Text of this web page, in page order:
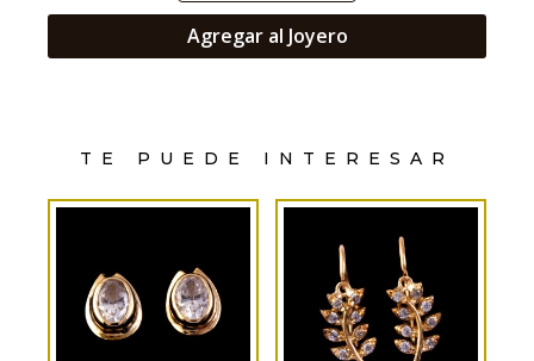
Agregar al Joyero
TE PUEDE INTERESAR